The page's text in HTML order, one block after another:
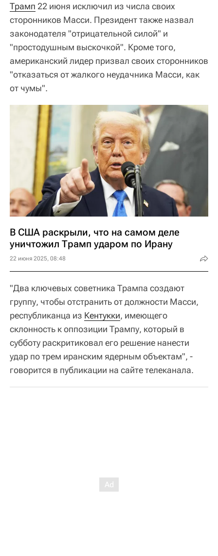
Трамп 22 июня исключил из числа своих
сторонников Масси. Президент также назвал
законодателя "отрицательной силой" и
"простодушным выскочкой". Кроме того,
американский лидер призвал своих сторонников
"отказаться от жалкого неудачника Масси, как
от чумы".
В США раскрыли, что на самом деле
уничтожил Трамп ударом по Ирану
22 июня 2025, 08:48
"Два ключевых советника Трампа создают
группу, чтобы отстранить от должности Масси,
республиканца из Кентукки, имеющего
склонность к оппозиции Трампу, который в
субботу раскритиковал его решение нанести
удар по трем иранским ядерным объектам", -
говорится в публикации на сайте телеканала.